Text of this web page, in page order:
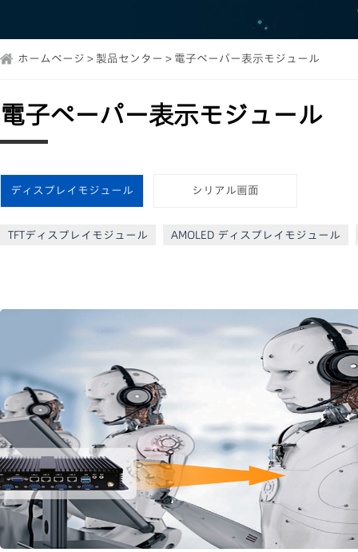
ホームページ > 製品センター > 電子ペーパー表示モジュール
電子ペーパー表示モジュール
ディスプレイモジュール シリアル画面
TFTディスプレイモジュール AMOLED ディスプレイモジュール